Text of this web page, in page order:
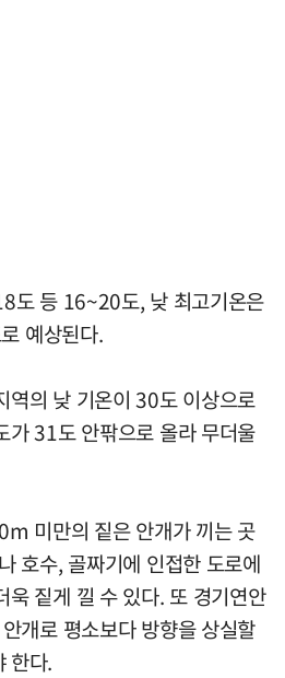
도 등 16~20도, 낮 최고기온은
예상된다.
역의 낮 기온이 30도 이상으로
가 31도 안팎으로 올라 무더울
미만의 짙은 안개가 끼는 곳
호수, 골짜기에 인접한 도로에
욱 짙게 낄 수 있다. 또 경기연안
개로 평소보다 방향을 상실할
한다.